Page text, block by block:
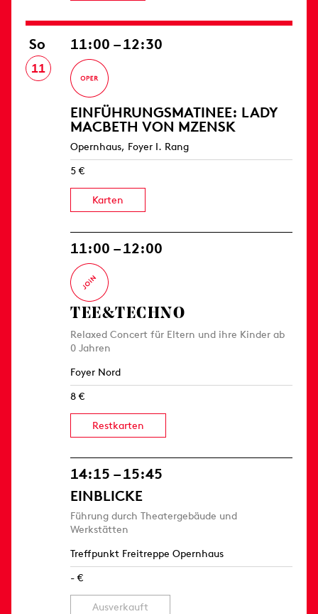
So
11
11:00 – 12:30
EINFÜHRUNGS­MATINEE: LADY
MACBETH VON MZENSK
Opernhaus, Foyer I. Rang
5 €
Karten
11:00 – 12:00
TEE&TECHNO
Relaxed Concert für Eltern und ihre Kinder ab
0 Jahren
Foyer Nord
8 €
Restkarten
14:15 – 15:45
EINBLICKE
Führung durch Theatergebäude und
Werkstätten
Treffpunkt Freitreppe Opernhaus
- €
Ausverkauft